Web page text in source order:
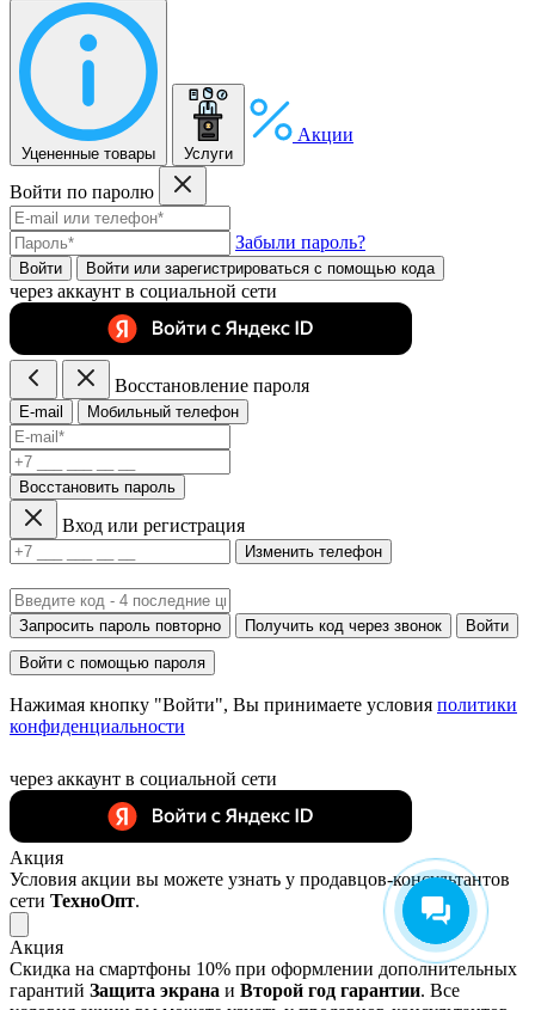
Уцененные товары Услуги
Акции
Войти по паролю
Забыли пароль?
Войти Войти или зарегистрироватьcя с помощью кода
через аккаунт в социальной сети
Восстановление пароля
E-mail Мобильный телефон
Восстановить пароль
Вход или регистрация
Изменить телефон
Запросить пароль повторно Получить код через звонок Войти
Войти с помощью пароля
Нажимая кнопку "Войти", Вы принимаете условия политики
конфиденциальности
через аккаунт в социальной сети
Акция
Условия акции вы можете узнать у продавцов-консультантов
сети ТехноОпт.
Акция
Скидка на смартфоны 10% при оформлении дополнительных
гарантий Защита экрана и Второй год гарантии. Все